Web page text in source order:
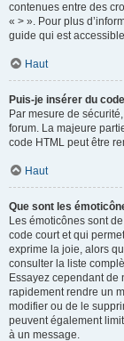
contenues entre des
« > ». Pour plus
guide qui est
Haut
Puis-je insérer du
Par mesure de
forum. La majeure
code HTML peut être
Haut
Que sont les
Les émoticônes sont
code court et qui
exprime la joie, alors
consulter la liste
Essayez cependant
rapidement rendre un
modifier ou de le
peuvent également
à un message.